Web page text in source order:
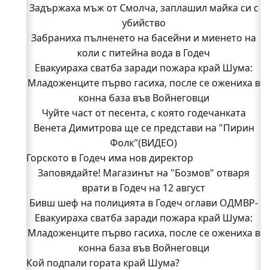
Задържаха мъж от Смолча, заплашил майка си с
убийство
Забраниха пълненето на басейни и миенето на
коли с питейна вода в Годеч
Евакуираха сватба заради пожара край Шума:
Младоженците първо гасиха, после се ожениха в
конна база във Войнеговци
Чуйте част от песента, с която годечанката
Венета Димитрова ще се представи на "Пирин
Фолк"(ВИДЕО)
Горското в Годеч има нов директор
Заповядайте! Магазинът на "Бозмов" отваря
врати в Годеч на 12 август
Бивш шеф на полицията в Годеч оглави ОДМВР-
Видин
Кой подпали гората край Шума?
Младежи от Люлин и Део сред първите
доброволци на пожара край Шума (СНИМКИ)
Евакуираха сватба заради пожара край Шума:
Младоженците първо гасиха, после се ожениха в
конна база във Войнеговци
Кой подпали гората край Шума?